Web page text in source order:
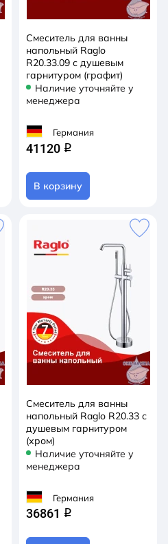
Смеситель для ванны
напольный Raglo
R20.33.09 с душевым
гарнитуром (графит)
Наличие уточняйте у
менеджера
Германия
41120 q
В корзину
Смеситель для ванны
напольный Raglo R20.33 с
душевым гарнитуром
(хром)
Наличие уточняйте у
менеджера
Германия
36861 q